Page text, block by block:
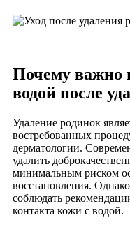
Почему важно
водой после
Удаление родинок
востребованных
дерматологии.
удалить
минимальным риском
восстановления.
соблюдать
контакта кожи с водой.